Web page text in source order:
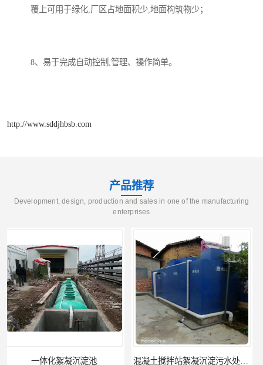
覆上可用于绿化,厂区占地面积少,地面构筑物少；
8、易于完成自动控制,管理、操作简单。
http://www.sddjhbsb.com
产品推荐
Development, design, production and sales in one of the manufacturing
enterprises